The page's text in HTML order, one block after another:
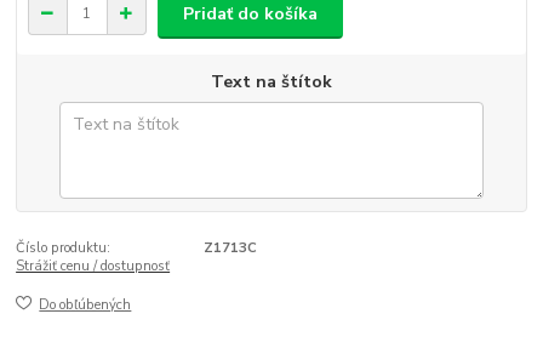
Pridať do košíka
Text na štítok
Číslo produktu:
Z1713C
Strážiť cenu / dostupnosť
Do obľúbených